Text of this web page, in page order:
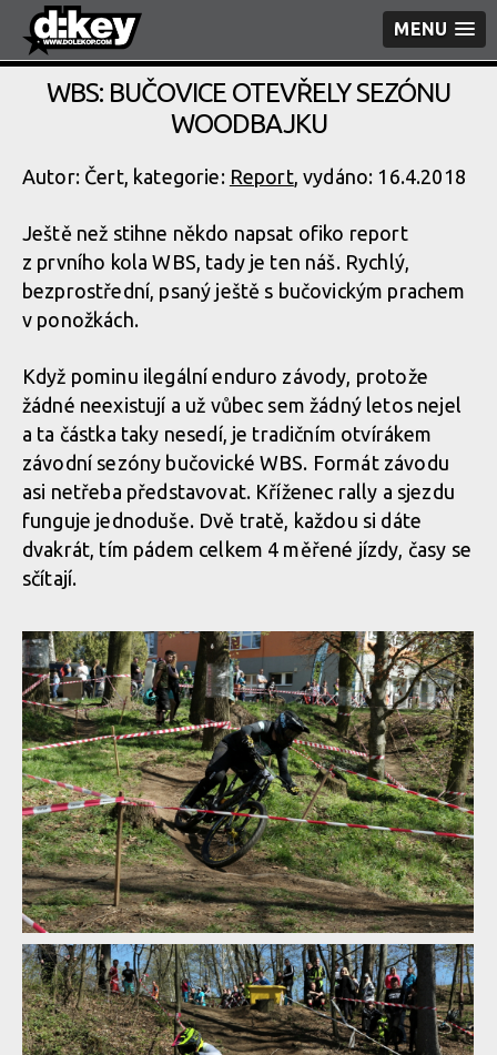
MENU
WBS: BUČOVICE OTEVŘELY SEZÓNU
WOODBAJKU
Autor: Čert, kategorie: Report, vydáno: 16.4.2018
Ještě než stihne někdo napsat ofiko report
z prvního kola WBS, tady je ten náš. Rychlý,
bezprostřední, psaný ještě s bučovickým prachem
v ponožkách.
Když pominu ilegální enduro závody, protože
žádné neexistují a už vůbec sem žádný letos nejel
a ta částka taky nesedí, je tradičním otvírákem
závodní sezóny bučovické WBS. Formát závodu
asi netřeba představovat. Kříženec rally a sjezdu
funguje jednoduše. Dvě tratě, každou si dáte
dvakrát, tím pádem celkem 4 měřené jízdy, časy se
sčítají.
WBS: Bučovice otevřely sezónu woodbajku
WBS: Bučovice otevřely sezónu woodbajku